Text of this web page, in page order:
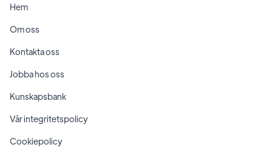
Hem
Om oss
Kontakta oss
Jobba hos oss
Kunskapsbank
Vår integritetspolicy
Cookiepolicy